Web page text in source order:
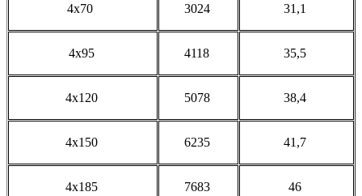
4x70 3024 31,1
4x95 4118 35,5
4x120 5078 38,4
4x150 6235 41,7
4x185 7683 46